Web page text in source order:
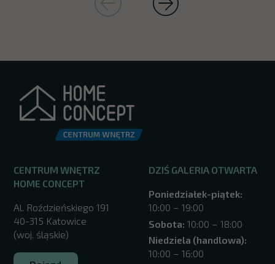
CENTRUM WNĘTRZ
HOME CONCEPT
Al. Roździeńskiego 191
40-315 Katowice
(woj. śląskie)
DZIŚ GALERIA OTWARTA
Poniedziałek-piątek:
10:00 – 19:00
Sobota: 10:00 – 18:00
Niedziela (handlowa):
10:00 – 16:00